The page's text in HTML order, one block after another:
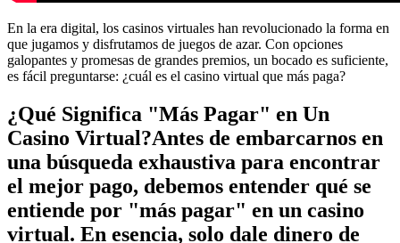
En la era digital, los casinos virtuales han revolucionado la forma en
que jugamos y disfrutamos de juegos de azar. Con opciones
galopantes y promesas de grandes premios, un bocado es suficiente,
es fácil preguntarse: ¿cuál es el casino virtual que más paga?
¿Qué Significa "Más Pagar" en Un
Casino Virtual?Antes de embarcarnos en
una búsqueda exhaustiva para encontrar
el mejor pago, debemos entender qué se
entiende por "más pagar" en un casino
virtual. En esencia, solo dale dinero de